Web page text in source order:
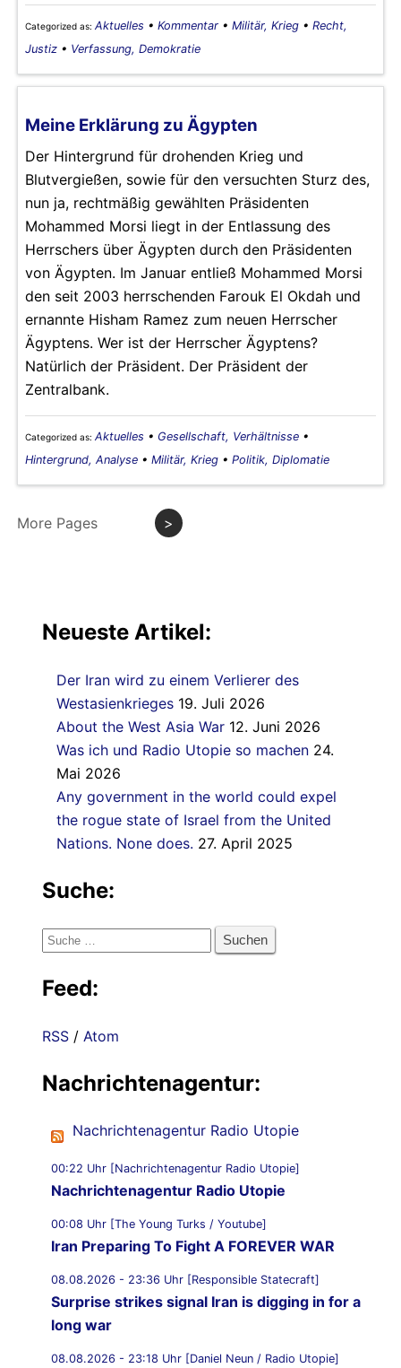
Categorized as: Aktuelles • Kommentar • Militär, Krieg • Recht,
Justiz • Verfassung, Demokratie
Meine Erklärung zu Ägypten
Der Hintergrund für drohenden Krieg und
Blutvergießen, sowie für den versuchten Sturz des,
nun ja, rechtmäßig gewählten Präsidenten
Mohammed Morsi liegt in der Entlassung des
Herrschers über Ägypten durch den Präsidenten
von Ägypten. Im Januar entließ Mohammed Morsi
den seit 2003 herrschenden Farouk El Okdah und
ernannte Hisham Ramez zum neuen Herrscher
Ägyptens. Wer ist der Herrscher Ägyptens?
Natürlich der Präsident. Der Präsident der
Zentralbank.
Categorized as: Aktuelles • Gesellschaft, Verhältnisse •
Hintergrund, Analyse • Militär, Krieg • Politik, Diplomatie
More Pages >
Neueste Artikel:
Der Iran wird zu einem Verlierer des
Westasienkrieges 19. Juli 2026
About the West Asia War 12. Juni 2026
Was ich und Radio Utopie so machen 24.
Mai 2026
Any government in the world could expel
the rogue state of Israel from the United
Nations. None does. 27. April 2025
Suche:
Suche
Feed:
RSS / Atom
Nachrichtenagentur:
Nachrichtenagentur Radio Utopie
00:22 Uhr [Nachrichtenagentur Radio Utopie]
Nachrichtenagentur Radio Utopie
00:08 Uhr [The Young Turks / Youtube]
Iran Preparing To Fight A FOREVER WAR
08.08.2026 - 23:36 Uhr [Responsible Statecraft]
Surprise strikes signal Iran is digging in for a
long war
08.08.2026 - 23:18 Uhr [Daniel Neun / Radio Utopie]